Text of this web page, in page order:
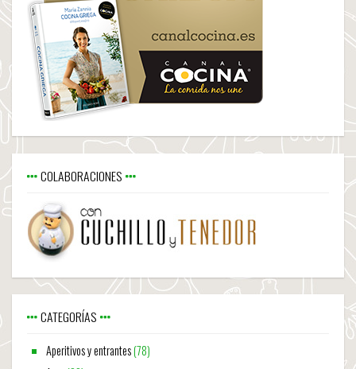
COLABORACIONES
CATEGORÍAS
Aperitivos y entrantes(78)